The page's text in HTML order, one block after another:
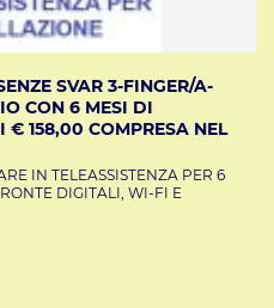
SVAR 3-FINGER/A-
CON 6 MESI DI
€ 158,00 COMPRESA NEL
IN TELEASSISTENZA PER 6
DIGITALI, WI-FI E